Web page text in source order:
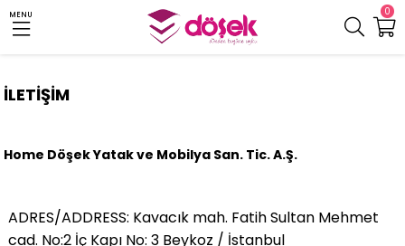
0
MENU
İLETİŞİM
Home Döşek Yatak ve Mobilya San. Tic. A.Ş.
ADRES/ADDRESS: Kavacık mah. Fatih Sultan Mehmet
cad. No:2 İç Kapı No: 3 Beykoz / İstanbul